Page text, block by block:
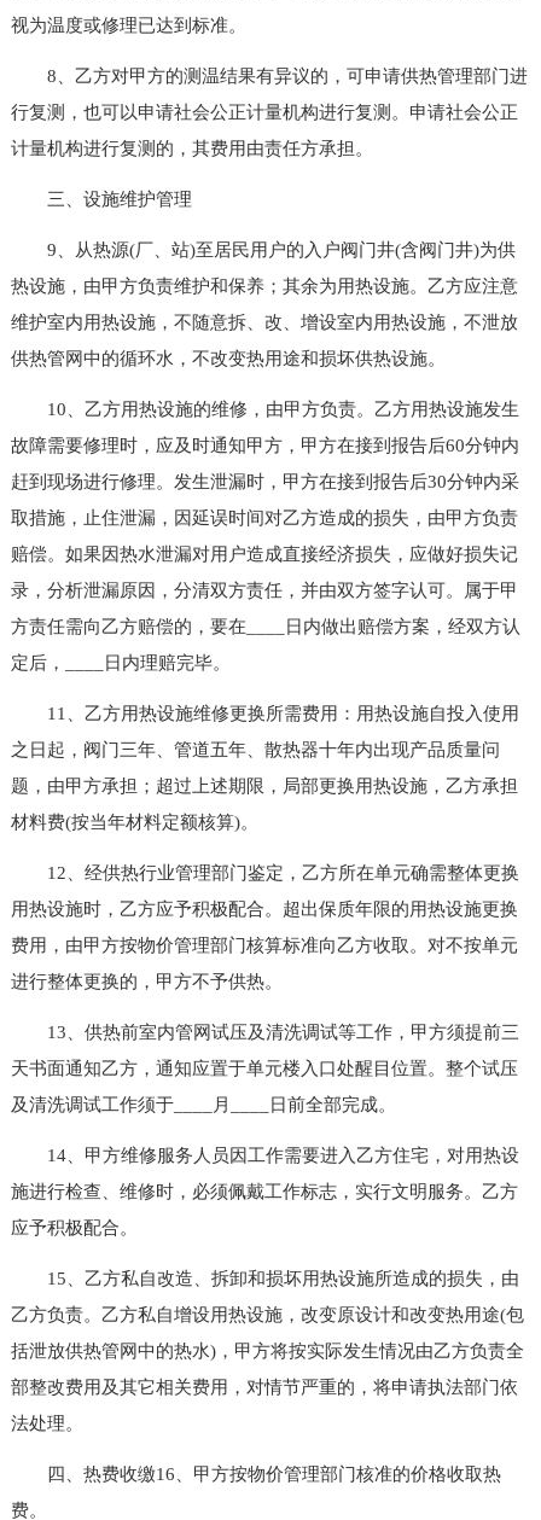
视为温度或修理已达到标准。
8、乙方对甲方的测温结果有异议的，可申请供热管理部门进
行复测，也可以申请社会公正计量机构进行复测。申请社会公正
计量机构进行复测的，其费用由责任方承担。
三、设施维护管理
9、从热源(厂、站)至居民用户的入户阀门井(含阀门井)为供
热设施，由甲方负责维护和保养；其余为用热设施。乙方应注意
维护室内用热设施，不随意拆、改、增设室内用热设施，不泄放
供热管网中的循环水，不改变热用途和损坏供热设施。
10、乙方用热设施的维修，由甲方负责。乙方用热设施发生
故障需要修理时，应及时通知甲方，甲方在接到报告后60分钟内
赶到现场进行修理。发生泄漏时，甲方在接到报告后30分钟内采
取措施，止住泄漏，因延误时间对乙方造成的损失，由甲方负责
赔偿。如果因热水泄漏对用户造成直接经济损失，应做好损失记
录，分析泄漏原因，分清双方责任，并由双方签字认可。属于甲
方责任需向乙方赔偿的，要在____日内做出赔偿方案，经双方认
定后，____日内理赔完毕。
11、乙方用热设施维修更换所需费用：用热设施自投入使用
之日起，阀门三年、管道五年、散热器十年内出现产品质量问
题，由甲方承担；超过上述期限，局部更换用热设施，乙方承担
材料费(按当年材料定额核算)。
12、经供热行业管理部门鉴定，乙方所在单元确需整体更换
用热设施时，乙方应予积极配合。超出保质年限的用热设施更换
费用，由甲方按物价管理部门核算标准向乙方收取。对不按单元
进行整体更换的，甲方不予供热。
13、供热前室内管网试压及清洗调试等工作，甲方须提前三
天书面通知乙方，通知应置于单元楼入口处醒目位置。整个试压
及清洗调试工作须于____月____日前全部完成。
14、甲方维修服务人员因工作需要进入乙方住宅，对用热设
施进行检查、维修时，必须佩戴工作标志，实行文明服务。乙方
应予积极配合。
15、乙方私自改造、拆卸和损坏用热设施所造成的损失，由
乙方负责。乙方私自增设用热设施，改变原设计和改变热用途(包
括泄放供热管网中的热水)，甲方将按实际发生情况由乙方负责全
部整改费用及其它相关费用，对情节严重的，将申请执法部门依
法处理。
四、热费收缴16、甲方按物价管理部门核准的价格收取热
费。